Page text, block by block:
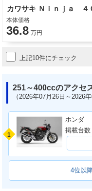
本体価格
36.8 万円
上記10件にチェック
251～400ccのアクセ
（2026年07月26日～2026年
1
掲載台数
4位以